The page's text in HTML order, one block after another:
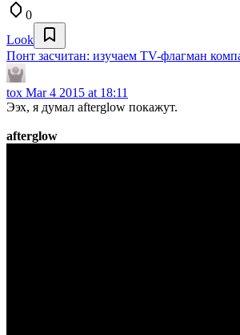
0
Look
Понт засчитан: изучаем TV-флагман
tox Mar 4 2015 at 18:11
Ээх, я думал afterglow покажут.
afterglow